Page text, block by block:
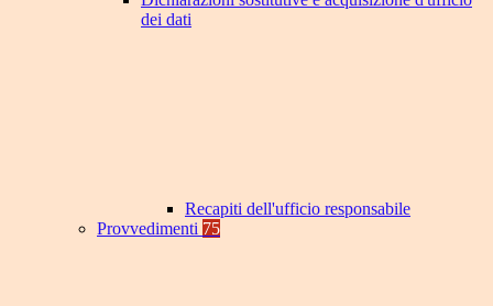
dei dati
Recapiti dell'ufficio responsabile
Provvedimenti 75